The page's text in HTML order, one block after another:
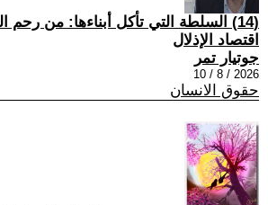
(14) السلطة التي تأكل أبناءها: من رحم
اقتصاد الإذلال
جوتيار تمر
2026 / 8 / 10
حقوق الانسان